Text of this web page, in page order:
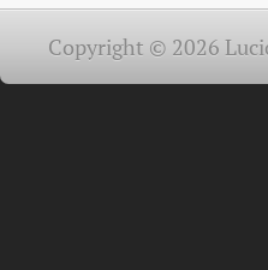
Copyright © 2026